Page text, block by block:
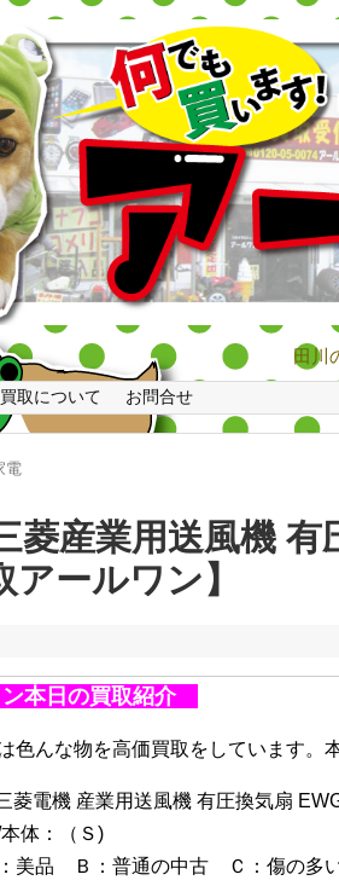
田川
買取について お問合せ
電
菱産業用送風機 有
アールワン】
本日の買取紹介
色んな物を高価買取をしています。
菱電機 産業用送風機 有圧換気扇
体：（Ｓ)
美品 Ｂ：普通の中古 Ｃ：傷の多